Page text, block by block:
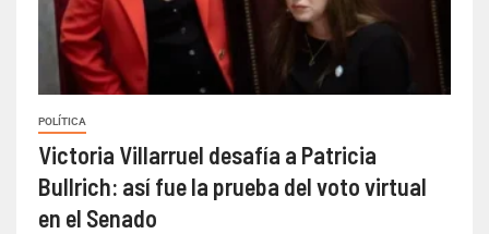
POLÍTICA
Victoria Villarruel desafía a Patricia
Bullrich: así fue la prueba del voto virtual
en el Senado